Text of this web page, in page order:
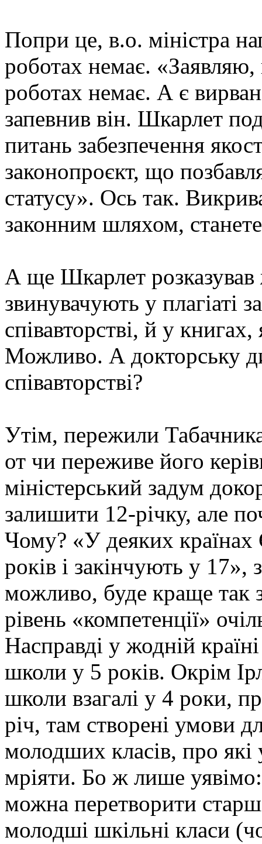
Попри це, в.о. міністра
роботах немає. «Заявляю,
роботах немає. А є
запевнив він. Шкарлет
питань забезпечення
законопроєкт, що
статусу». Ось так.
законним шляхом,
А ще Шкарлет
звинувачують у плагіаті
співавторстві, й у
Можливо. А докторську
співавторстві?
Утім, пережили
от чи переживе його
міністерський задум
залишити 12-річку, але
Чому? «У деяких країнах
років і закінчують у 17»,
можливо, буде краще так
рівень «компетенції»
Насправді у жодній
школи у 5 років. Окрім
школи взагалі у 4 роки,
річ, там створені умови
молодших класів, про які
мріяти. Бо ж лише
можна перетворити
молодші шкільні класи